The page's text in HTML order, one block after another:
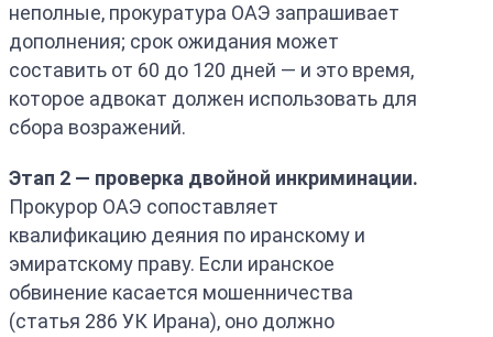
неполные, прокуратура ОАЭ запрашивает
дополнения; срок ожидания может
составить от 60 до 120 дней — и это время,
которое адвокат должен использовать для
сбора возражений.
Этап 2 — проверка двойной инкриминации.
Прокурор ОАЭ сопоставляет
квалификацию деяния по иранскому и
эмиратскому праву. Если иранское
обвинение касается мошенничества
(статья 286 УК Ирана), оно должно